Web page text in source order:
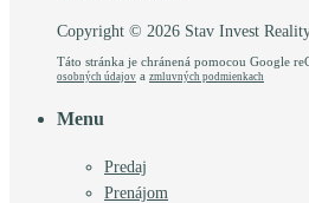
Copyright © 2026 Stav Invest
Táto stránka je chránená pomocou Google
osobných údajov a zmluvných podmienkach
Menu
Predaj
Prenájom